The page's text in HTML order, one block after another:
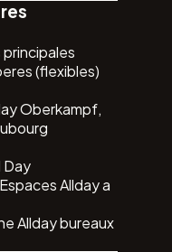
(flexibles)
Oberkampf,
Day
Allday a
Allday bureaux